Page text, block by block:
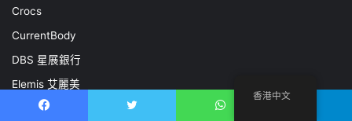
Crocs
CurrentBody
DBS 星展銀行
Elemis 艾麗美
Estée Lauder 雅詩蘭黛
香港中文